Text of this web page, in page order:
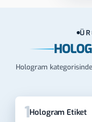
Hologram
1Hologram Etiket